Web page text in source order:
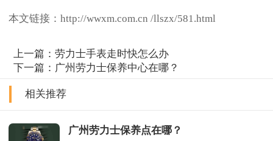
本文链接：http://wwxm.com.cn /llszx/581.html
上一篇：劳力士手表走时快怎么办
下一篇： 广州劳力士保养中心在哪？
相关推荐
广州劳力士保养点在哪？